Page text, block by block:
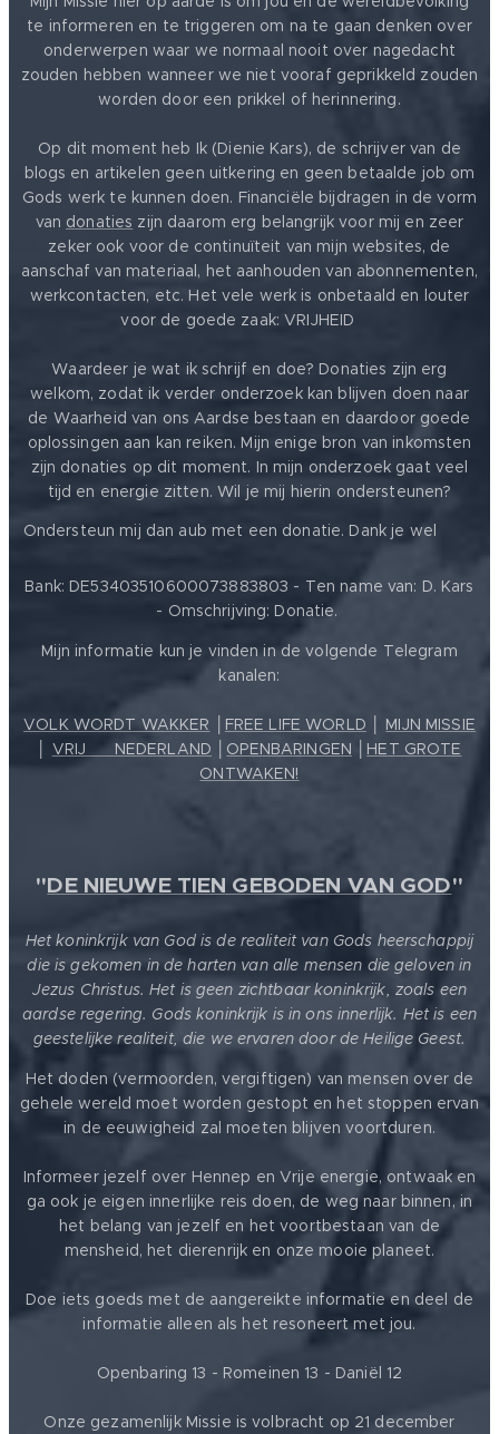
te informeren en te triggeren om na te gaan denken over
onderwerpen waar we normaal nooit over nagedacht
zouden hebben wanneer we niet vooraf geprikkeld zouden
worden door een prikkel of herinnering.
Op dit moment heb Ik (Dienie Kars), de schrijver van de
blogs en artikelen geen uitkering en geen betaalde job om
Gods werk te kunnen doen. Financiële bijdragen in de vorm
van donaties zijn daarom erg belangrijk voor mij en zeer
zeker ook voor de continuïteit van mijn websites, de
aanschaf van materiaal, het aanhouden van abonnementen,
werkcontacten, etc. Het vele werk is onbetaald en louter
voor de goede zaak: VRIJHEID ❤️
Waardeer je wat ik schrijf en doe? Donaties zijn erg
welkom, zodat ik verder onderzoek kan blijven doen naar
de Waarheid van ons Aardse bestaan en daardoor goede
oplossingen aan kan reiken. Mijn enige bron van inkomsten
zijn donaties op dit moment. In mijn onderzoek gaat veel
tijd en energie zitten. Wil je mij hierin ondersteunen?
Ondersteun mij dan aub met een donatie. Dank je wel
Bank: DE53403510600073883803 - Ten name van: D. Kars
- Omschrijving: Donatie.
Mijn informatie kun je vinden in de volgende Telegram
kanalen:
VOLK WORDT WAKKER FREE LIFE WORLD
MIJN MISSIE
VRIJ ❤️ NEDERLAND OPENBARINGEN
HET GROTE
ONTWAKEN!
"DE NIEUWE TIEN GEBODEN VAN GOD"
Het koninkrijk van God is de realiteit van Gods heerschappij
die is gekomen in de harten van alle mensen die geloven in
Jezus Christus. Het is geen zichtbaar koninkrijk, zoals een
aardse regering. Gods koninkrijk is in ons innerlijk. Het is een
geestelijke realiteit, die we ervaren door de Heilige Geest.
Het doden (vermoorden, vergiftigen) van mensen over de
gehele wereld moet worden gestopt en het stoppen ervan
in de eeuwigheid zal moeten blijven voortduren.
Informeer jezelf over Hennep en Vrije energie, ontwaak en
ga ook je eigen innerlijke reis doen, de weg naar binnen, in
het belang van jezelf en het voortbestaan van de
mensheid, het dierenrijk en onze mooie planeet.
Doe iets goeds met de aangereikte informatie en deel de
informatie alleen als het resoneert met jou.
Openbaring 13 - Romeinen 13 - Daniël 12
Onze gezamenlijk Missie is volbracht op 21 december